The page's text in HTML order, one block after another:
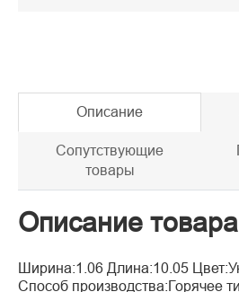
Описание
Сопутствующие
товары
Описание товара
Ширина:1.06 Длина:10.05
Способ производства:Горячее